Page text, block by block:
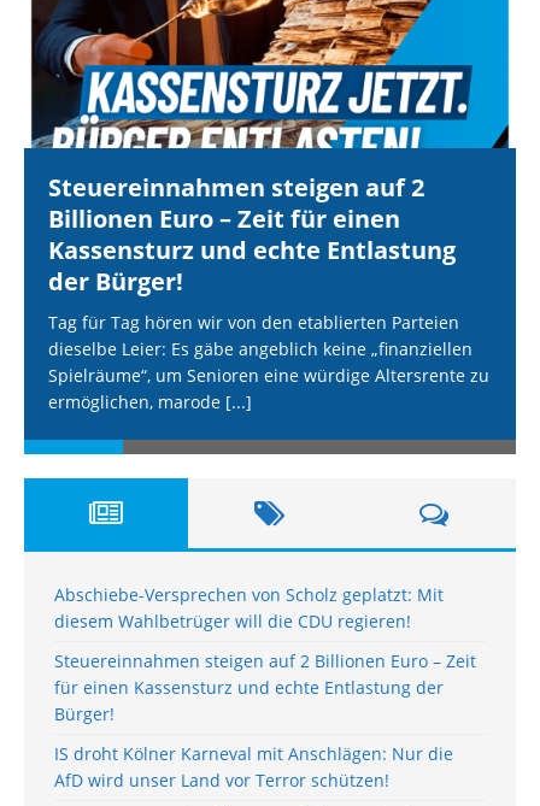
Steuereinnahmen steigen auf 2
Billionen Euro – Zeit für einen
Kassensturz und echte Entlastung
der Bürger!
Tag für Tag hören wir von den etablierten Parteien
dieselbe Leier: Es gäbe angeblich keine „finanziellen
Spielräume“, um Senioren eine würdige Altersrente zu
ermöglichen, marode [...]
Abschiebe-Versprechen von Scholz geplatzt: Mit
diesem Wahlbetrüger will die CDU regieren!
Steuereinnahmen steigen auf 2 Billionen Euro – Zeit
für einen Kassensturz und echte Entlastung der
Bürger!
IS droht Kölner Karneval mit Anschlägen: Nur die
AfD wird unser Land vor Terror schützen!